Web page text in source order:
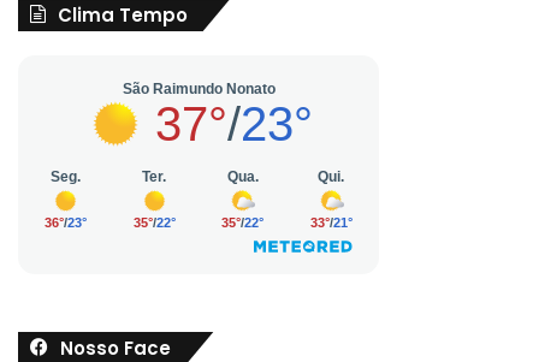
Clima Tempo
Nosso Face